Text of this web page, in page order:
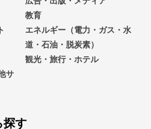
教育
エネルギー（電力・ガス・水
道・石油・脱炭素）
観光・旅行・ホテル
サ
探す